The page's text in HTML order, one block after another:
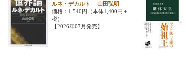
ルネ・デカルト 山田弘明
価格：1,540円（本体1,400円＋
税）
【2026年07月発売】